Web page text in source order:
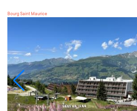
Bourg Saint Maurice